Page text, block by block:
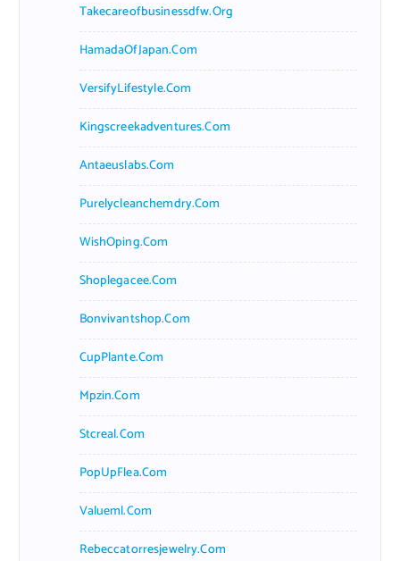
Takecareofbusinessdfw.org
HamadaOfJapan.com
VersifyLifestyle.com
Kingscreekadventures.com
Antaeuslabs.com
Purelycleanchemdry.com
WishOping.com
Shoplegacee.com
Bonvivantshop.com
CupPlante.com
Mpzin.com
Stcreal.com
PopUpFlea.com
Valueml.com
Rebeccatorresjewelry.com